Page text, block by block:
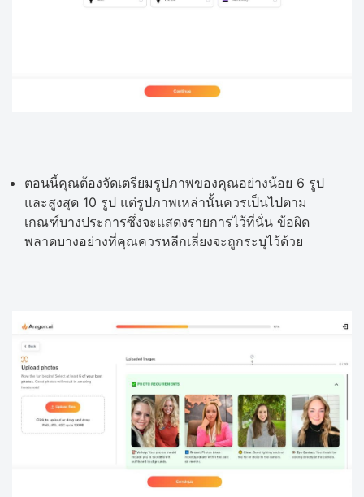
ตอนนี้คุณต้องจัดเตรียมรูปภาพของคุณอย่างน้อย 6 รูป
และสูงสุด 10 รูป แต่รูปภาพเหล่านั้นควรเป็นไปตาม
เกณฑ์บางประการซึ่งจะแสดงรายการไว้ที่นั่น ข้อผิด
พลาดบางอย่างที่คุณควรหลีกเลี่ยงจะถูกระบุไว้ด้วย